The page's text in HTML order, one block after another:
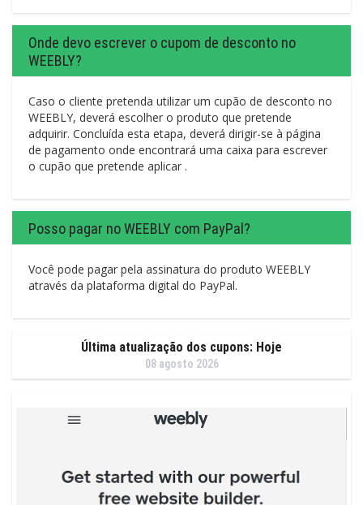
Onde devo escrever o cupom de desconto no
WEEBLY?
Caso o cliente pretenda utilizar um cupão de desconto no
WEEBLY, deverá escolher o produto que pretende
adquirir. Concluída esta etapa, deverá dirigir-se à página
de pagamento onde encontrará uma caixa para escrever
o cupão que pretende aplicar .
Posso pagar no WEEBLY com PayPal?
Você pode pagar pela assinatura do produto WEEBLY
através da plataforma digital do PayPal.
Última atualização dos cupons: Hoje
08 agosto 2026